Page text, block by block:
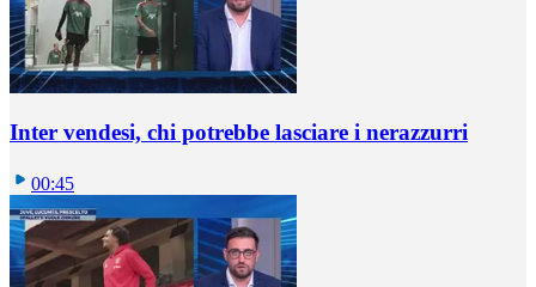
Inter vendesi, chi potrebbe lasciare i nerazzurri
00:45